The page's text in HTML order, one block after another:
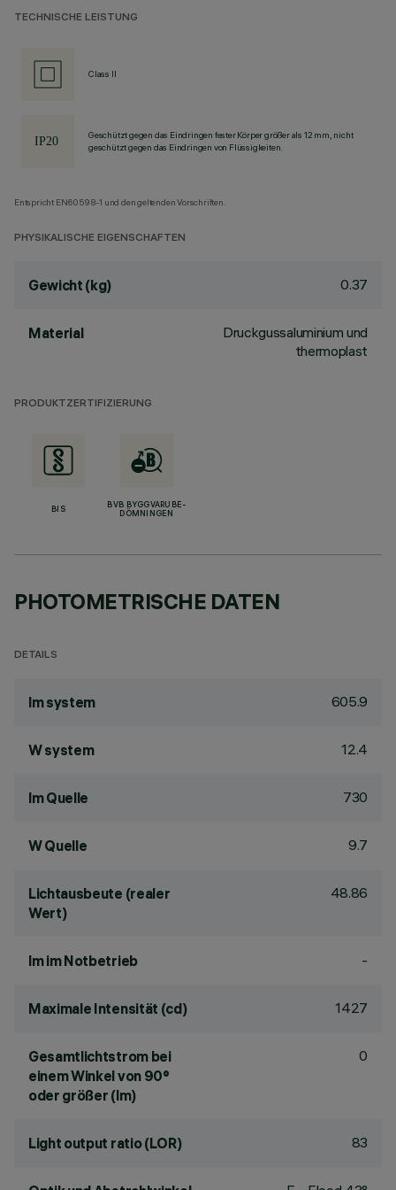
TECHNISCHE LEISTUNG
Class II
Geschützt gegen das Eindringen fester Körper größer als 12 mm, nicht
geschützt gegen das Eindringen von Flüssigkeiten.
Entspricht EN60598-1 und den geltenden Vorschriften.
PHYSIKALISCHE EIGENSCHAFTEN
Gewicht (kg) 0.37
Material
Druckgussaluminium und
thermoplast
PRODUKTZERTIFIZIERUNG
BIS
BVB BYGGVARUBE-
DÖMNINGEN
PHOTOMETRISCHE DATEN
DETAILS
lm system 605.9
W system 12.4
lm Quelle 730
W Quelle 9.7
Lichtausbeute (realer
Wert)
48.86
lm im Notbetrieb -
Maximale Intensität (cd) 1427
Gesamtlichtstrom bei
einem Winkel von 90°
oder größer (lm)
0
Light output ratio (LOR) 83